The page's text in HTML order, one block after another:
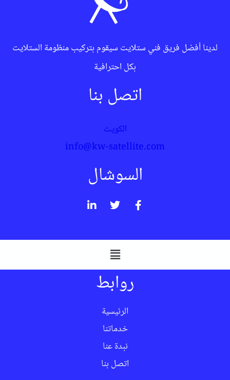
لدينا أفضل فريق فني ستلايت سيقوم بتركيب منظومة الستلايت
بكل احترافية
اتصل بنا
الكويت
info@kw-satellite.com
السوشال
روابط
الرئيسية
خدماتنا
نبدة عنا
اتصل بنا